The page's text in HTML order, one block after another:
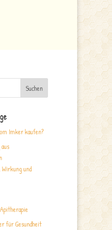
Imker kaufen?
und
für Gesundheit